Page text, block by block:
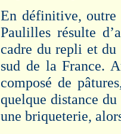
En définitive, outre
Paulilles résulte
cadre du repli et du
sud de la France.
composé de
quelque distance
une briqueterie,